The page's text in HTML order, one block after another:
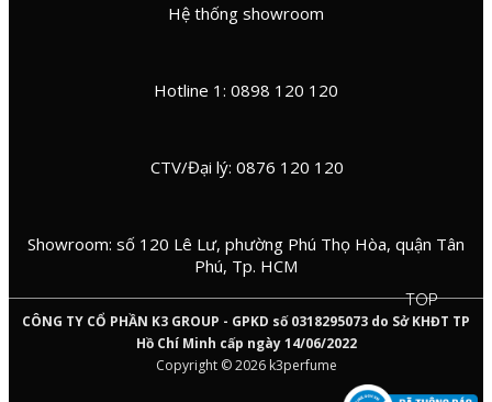
Hệ thống showroom
Hotline 1: 0898 120 120
CTV/Đại lý: 0876 120 120
Showroom: số 120 Lê Lư, phường Phú Thọ Hòa, quận Tân
Phú, Tp. HCM
CÔNG TY CỔ PHẦN K3 GROUP - GPKD số 0318295073 do Sở KHĐT TP
Hồ Chí Minh cấp ngày 14/06/2022
Copyright © 2026 k3perfume
TOP